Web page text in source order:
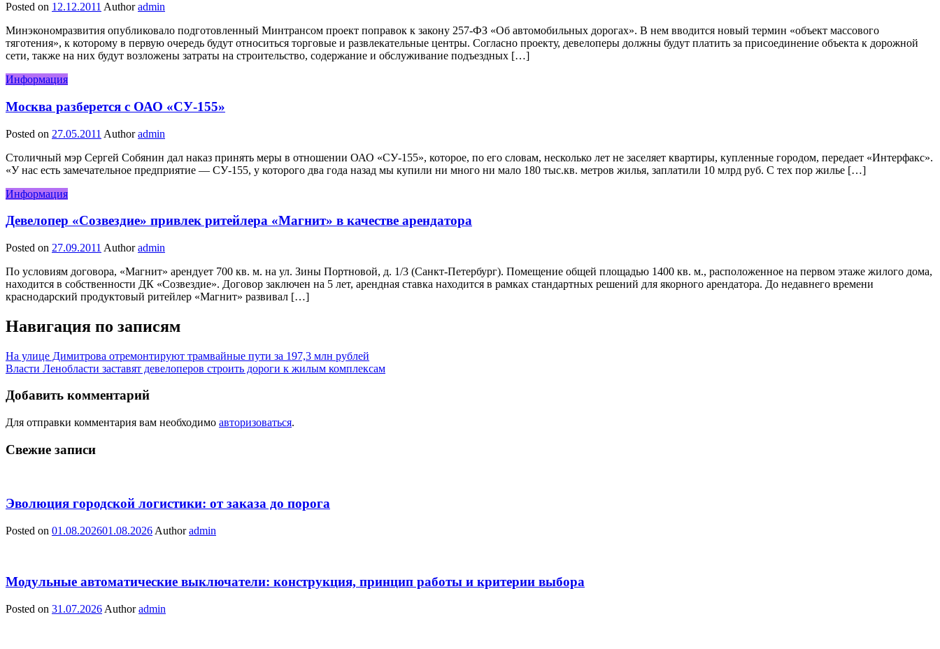
Posted on 12.12.2011 Author admin
Минэкономразвития опубликовало подготовленный Минтрансом проект поправок к закону 257-ФЗ «Об автомобильных дорогах». В нем вводится новый термин «объект массового
тяготения», к которому в первую очередь будут относиться торговые и развлекательные центры. Согласно проекту, девелоперы должны будут платить за присоединение объекта к дорожной
сети, также на них будут возложены затраты на строительство, содержание и обслуживание подъездных […]
Информация
Москва разберется с ОАО «СУ-155»
Posted on 27.05.2011 Author admin
Столичный мэр Сергей Собянин дал наказ принять меры в отношении ОАО «СУ-155», которое, по его словам, несколько лет не заселяет квартиры, купленные городом, передает «Интерфакс».
«У нас есть замечательное предприятие — СУ-155, у которого два года назад мы купили ни много ни мало 180 тыс.кв. метров жилья, заплатили 10 млрд руб. С тех пор жилье […]
Информация
Девелопер «Созвездие» привлек ритейлера «Магнит» в качестве арендатора
Posted on 27.09.2011 Author admin
По условиям договора, «Магнит» арендует 700 кв. м. на ул. Зины Портновой, д. 1/3 (Санкт-Петербург). Помещение общей площадью 1400 кв. м., расположенное на первом этаже жилого дома,
находится в собственности ДК «Созвездие». Договор заключен на 5 лет, арендная ставка находится в рамках стандартных решений для якорного арендатора. До недавнего времени
краснодарский продуктовый ритейлер «Магнит» развивал […]
Навигация по записям
На улице Димитрова отремонтируют трамвайные пути за 197,3 млн рублей
Власти Ленобласти заставят девелоперов строить дороги к жилым комплексам
Добавить комментарий
Для отправки комментария вам необходимо авторизоваться.
Свежие записи
Эволюция городской логистики: от заказа до порога
Posted on 01.08.202601.08.2026 Author admin
Модульные автоматические выключатели: конструкция, принцип работы и критерии выбора
Posted on 31.07.2026 Author admin